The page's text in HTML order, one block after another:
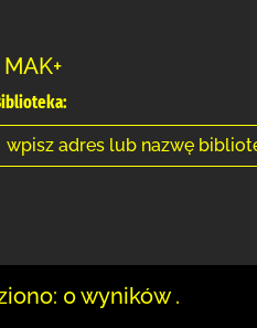
0 wyników .